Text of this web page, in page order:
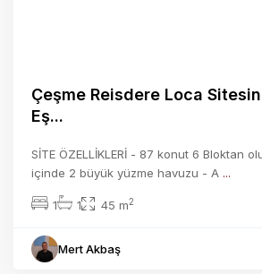
Çeşme Reisdere Loca
Eş...
SİTE ÖZELLİKLERİ​ - 87 konut 6 Bloktan
içinde 2 büyük yüzme havuzu - A ...
1 1 45 m2
Mert Akbaş
ataşehir,